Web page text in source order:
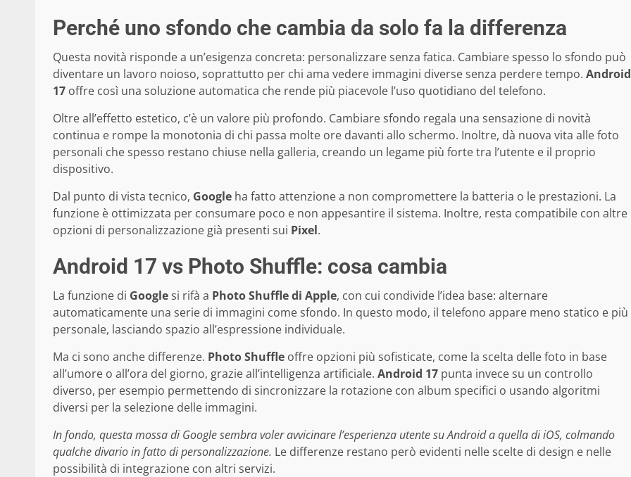
Perché uno sfondo che cambia da solo fa la differenza
Questa novità risponde a un’esigenza concreta: personalizzare senza fatica. Cambiare spesso lo sfondo può
diventare un lavoro noioso, soprattutto per chi ama vedere immagini diverse senza perdere tempo. Android
17 offre così una soluzione automatica che rende più piacevole l’uso quotidiano del telefono.
Oltre all’effetto estetico, c’è un valore più profondo. Cambiare sfondo regala una sensazione di novità
continua e rompe la monotonia di chi passa molte ore davanti allo schermo. Inoltre, dà nuova vita alle foto
personali che spesso restano chiuse nella galleria, creando un legame più forte tra l’utente e il proprio
dispositivo.
Dal punto di vista tecnico, Google ha fatto attenzione a non compromettere la batteria o le prestazioni. La
funzione è ottimizzata per consumare poco e non appesantire il sistema. Inoltre, resta compatibile con altre
opzioni di personalizzazione già presenti sui Pixel.
Android 17 vs Photo Shuffle: cosa cambia
La funzione di Googlesi rifà a Photo Shuffle di Apple, con cui condivide l’idea base: alternare
automaticamente una serie di immagini come sfondo. In questo modo, il telefono appare meno statico e più
personale, lasciando spazio all’espressione individuale.
Ma ci sono anche differenze. Photo Shuffle offre opzioni più sofisticate, come la scelta delle foto in base
all’umore o all’ora del giorno, grazie all’intelligenza artificiale. Android 17 punta invece su un controllo
diverso, per esempio permettendo di sincronizzare la rotazione con album specifici o usando algoritmi
diversi per la selezione delle immagini.
In fondo, questa mossa di Google sembra voler avvicinare l’esperienza utente su Android a quella di iOS, colmando
qualche divario in fatto di personalizzazione. Le differenze restano però evidenti nelle scelte di design e nelle
possibilità di integrazione con altri servizi.